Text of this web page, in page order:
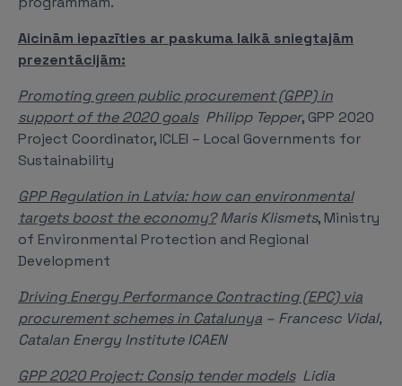
Aicinām iepazīties ar paskuma laikā sniegtajām
prezentācijām:
Promoting green public procurement (GPP) in
support of the 2020 goals Philipp Tepper, GPP 2020
Project Coordinator, ICLEI – Local Governments for
Sustainability
GPP Regulation in Latvia: how can environmental
targets boost the economy? Maris Klismets, Ministry
of Environmental Protection and Regional
Development
Driving Energy Performance Contracting (EPC) via
procurement schemes in Catalunya – Francesc Vidal,
Catalan Energy Institute ICAEN
GPP 2020 Project: Consip tender models Lidia